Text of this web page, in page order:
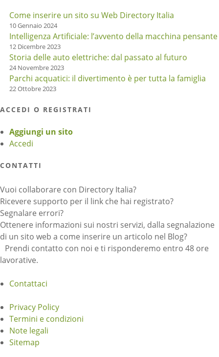
Come inserire un sito su Web Directory Italia
10 Gennaio 2024
Intelligenza Artificiale: l’avvento della macchina pensante
12 Dicembre 2023
Storia delle auto elettriche: dal passato al futuro
24 Novembre 2023
Parchi acquatici: il divertimento è per tutta la famiglia
22 Ottobre 2023
ACCEDI O REGISTRATI
Aggiungi un sito
Accedi
CONTATTI
Vuoi collaborare con Directory Italia?
Ricevere supporto per il link che hai registrato?
Segnalare errori?
Ottenere informazioni sui nostri servizi, dalla segnalazione
di un sito web a come inserire un articolo nel Blog?
Prendi contatto con noi e ti risponderemo entro 48 ore
lavorative.
Contattaci
Privacy Policy
Termini e condizioni
Note legali
Sitemap